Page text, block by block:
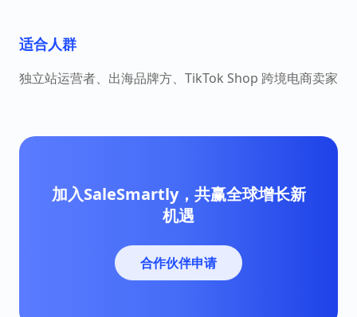
适合人群
独立站运营者、出海品牌方、TikTok Shop 跨境电商卖家
加入SaleSmartly，共赢全球增长新
机遇
合作伙伴申请